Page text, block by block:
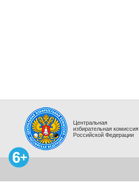
Центральная
избирательная комиссия
Российской Федерации